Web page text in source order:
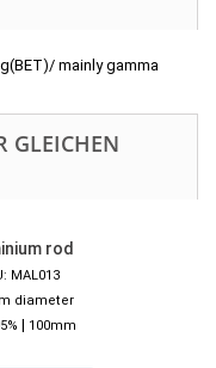
mainly gamma
GLEICHEN
rod
MAL013
diameter
| 100mm